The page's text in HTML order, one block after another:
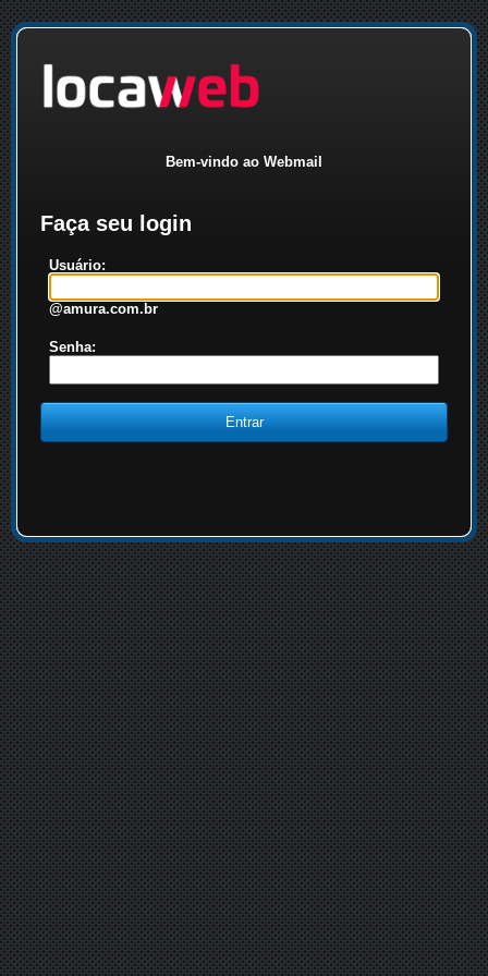
Bem-vindo ao Webmail
Faça seu login
Usuário:
@amura.com.br
Senha: